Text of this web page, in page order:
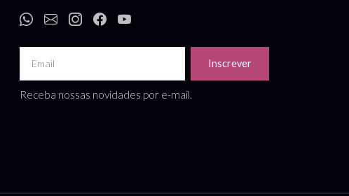
Inscrever
Receba nossas novidades por e-mail.